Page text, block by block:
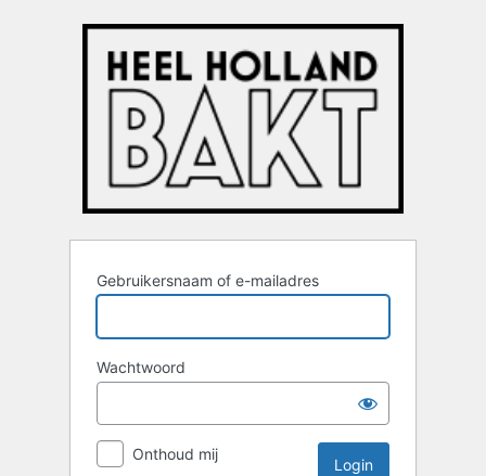
Gebruikersnaam of e-mailadres
Wachtwoord
Onthoud mij